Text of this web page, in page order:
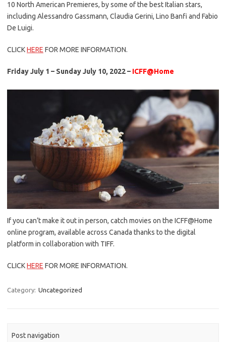
10 North American Premieres, by some of the best Italian stars,
including Alessandro Gassmann, Claudia Gerini, Lino Banfi and Fabio
De Luigi.
CLICKHERE FOR MORE INFORMATION.
Friday July 1 – Sunday July 10, 2022 – ICFF@Home
If you can’t make it out in person, catch movies on the ICFF@Home
online program, available across Canada thanks to the digital
platform in collaboration with TIFF.
CLICKHERE FOR MORE INFORMATION.
Category: Uncategorized
Post navigation